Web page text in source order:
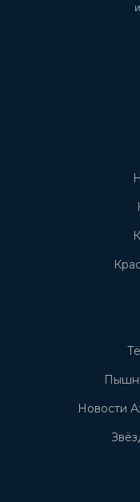
Новости